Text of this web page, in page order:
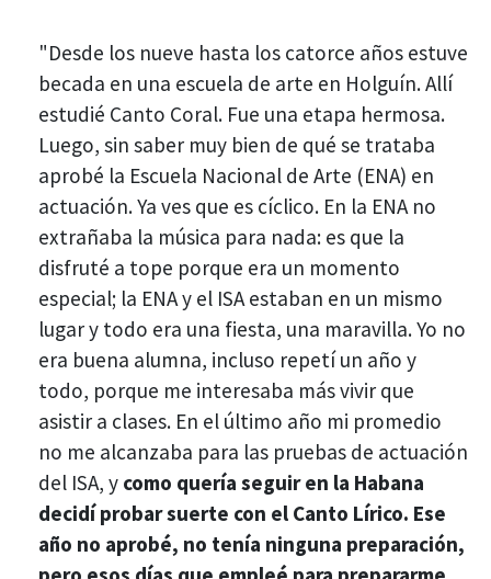
"Desde los nueve hasta los catorce años estuve
becada en una escuela de arte en Holguín. Allí
estudié Canto Coral. Fue una etapa hermosa.
Luego, sin saber muy bien de qué se trataba
aprobé la Escuela Nacional de Arte (ENA) en
actuación. Ya ves que es cíclico. En la ENA no
extrañaba la música para nada: es que la
disfruté a tope porque era un momento
especial; la ENA y el ISA estaban en un mismo
lugar y todo era una fiesta, una maravilla. Yo no
era buena alumna, incluso repetí un año y
todo, porque me interesaba más vivir que
asistir a clases. En el último año mi promedio
no me alcanzaba para las pruebas de actuación
del ISA, y como quería seguir en la Habana
decidí probar suerte con el Canto Lírico. Ese
año no aprobé, no tenía ninguna preparación,